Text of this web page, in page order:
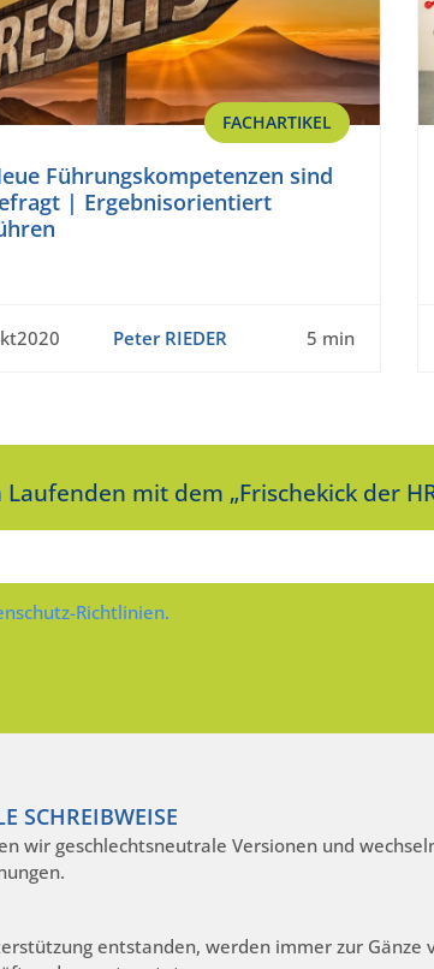
FACHARTIKEL
Führungskompetenzen sind
| Ergebnisorientiert
Peter RIEDER 5 min
mit dem „Frischekick der
Richtlinien.
SCHREIBWEISE
wir geschlechtsneutrale Versionen und
entstanden, werden immer zur Gänze